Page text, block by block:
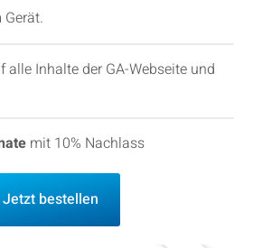
alle Inhalte der GA-Webseite und
mit 10% Nachlass
Jetzt bestellen